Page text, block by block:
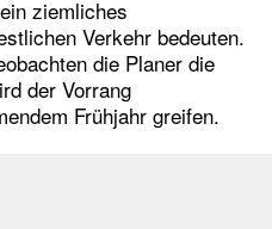
ziemliches
Verkehr bedeuten.
die Planer die
der Vorrang
Frühjahr greifen.